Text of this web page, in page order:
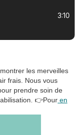
3:10
2:55
3:27
1:42
les merveilles
frais. Nous vous
prendre soin de
👉Pour en